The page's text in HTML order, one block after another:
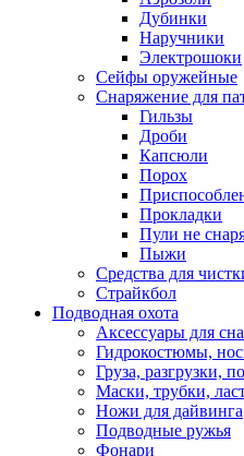
Дубинки
Наручники
Электрошоки
Сейфы оружейные
Снаряжение для
Гильзы
Дроби
Капсюли
Порох
Прокладки
Пули не
Пыжи
Средства для
Страйкбол
Подводная охота
Аксессуары для
Гидрокостюмы,
Груза, разгрузки,
Маски, трубки,
Ножи для дайвинга
Подводные ружья
Фонари